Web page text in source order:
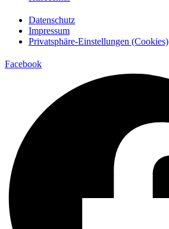
Datenschutz
Impressum
Privatsphäre-Einstellungen (Cookies)
Facebook